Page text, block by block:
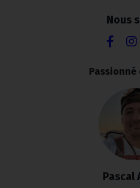
Nous
Passionné
Pascal